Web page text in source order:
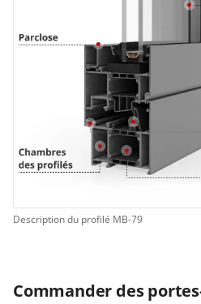
Description du profilé MB-79
Commander des